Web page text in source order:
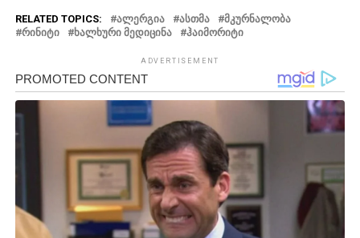
RELATED TOPICS: ᲐᲚᲔᲠᲒᲘᲐ ᲐᲡᲗᲛᲐ
ᲛᲙᲣᲠᲜᲐᲚᲝᲑᲐ
ᲠᲘᲜᲘᲢᲘ
ᲮᲐᲚᲮᲣᲠᲘ ᲛᲔᲓᲘᲪᲘᲜᲐ ᲰᲐᲘᲛᲝᲠᲘᲢᲘ
ADVERTISEMENT